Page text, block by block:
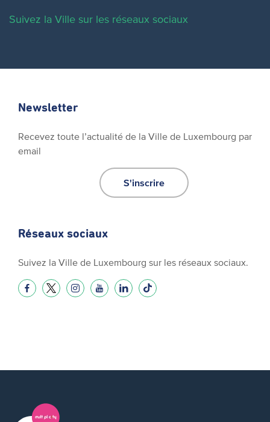
Suivez la Ville sur les réseaux sociaux
Newsletter
Recevez toute l’actualité de la Ville de Luxembourg par
email
S'inscrire
Réseaux sociaux
Suivez la Ville de Luxembourg sur les réseaux sociaux.